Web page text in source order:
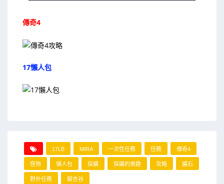
傳奇4
17懶人包
17LB MIRA 一次性任務 任務 傳奇4
怪物 懶人包 採礦 採礦的樂趣 攻略 礦石
野外任務 銀杏谷